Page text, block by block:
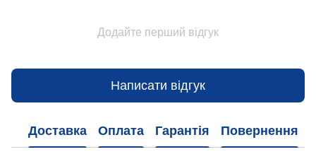
Додайте перший відгук
Написати відгук
Доставка Оплата Гарантія Повернення